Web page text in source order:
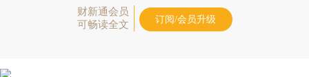
财新通会员
可畅读全文
订阅/会员升级